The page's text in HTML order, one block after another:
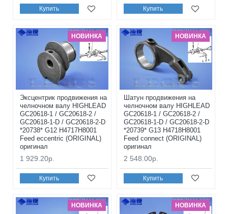
Купить Купить
НОВИНКА
Эксцентрик продвижения на
челночном валу HIGHLEAD
GC20618-1 / GC20618-2 /
GC20618-1-D / GC20618-2-D
*20738* G12 H4717H8001
Feed eccentric (ORIGINAL)
оригинал
1 929.20р.
Купить
НОВИНКА
Шатун продвижения на
челночном валу HIGHLEAD
GC20618-1 / GC20618-2 /
GC20618-1-D / GC20618-2-D
*20739* G13 H4718H8001
Feed connect (ORIGINAL)
оригинал
2 548.00р.
Купить
НОВИНКА НОВИНКА